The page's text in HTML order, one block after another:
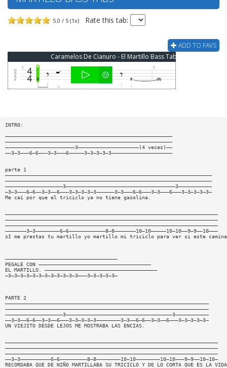
5.0 / 5 (1x) Rate this tab:
ADD TO FAVS
Caramelos De Cianuro - El Martillo Bass Tab
INTRO:
———————————————————————————————————————————————————————
———————————————————————————————————————————————————————
———————————————————————3————————————————————(4 veces)——
——3—3———6—6———3—3———6—————3—3—3—3—3————————————————————
parte 1
————————————————————————————————————————————————————————————————————
————————————————————————————————————————————————————————————————————
———————————————————3————————————————————————————————————3———————————
—3—3———6—6——3—3——6———3—3—3—3—3——————3—3———6—6———3—3———6———3—3—3—3—3—
Me caí por que el triciclo ya no tiene gasolina.
——————————————————————————————————————————————————————————————————————
——————————————————————————————————————————————————————————————————————
——————————————————————————————————————————————————————————————————————
———————3—3————————6—6————————————8—8———————10—10—————10—10——9—9——10———
sI me prestas tu martillo yo martillo mi triciclo para ver si este
—————————————————————————————————————
PEGALE CON —————————————————————————————————————
EL MARTILLO. —————————————————————————————————————
—3—3—3—3—3—3—3—3—3—3—3—3———3—3—3—3—3—
PARTE 2
———————————————————————————————————————————————————————————————————
———————————————————————————————————————————————————————————————————
———————————————————3———————————————————————————————————3———————————
——3—3——6—6——3—3——6———3—3—3—3—3————————3—3——6—6——3—3——6———3—3—3—3—3—
UN VIEJITO DESDE LEJOS ME MOSTRABA LAS ENCIAS.
——————————————————————————————————————————————————————————————————————
——————————————————————————————————————————————————————————————————————
——————————————————————————————————————————————————————————————————————
——3—3——————————6—6—————————8—8————————10—10————————10—10———9—9——10—10—
RECORDABA QUE DE NIÑO MARTILLABA SU TRICICLO Y DE LO CORTA QUE ES LA